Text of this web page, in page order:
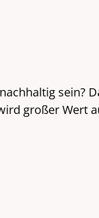
sein?
großer Wert